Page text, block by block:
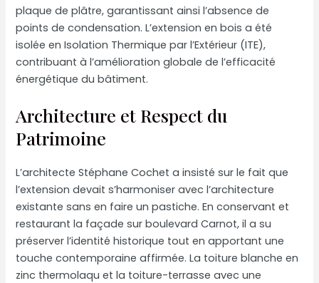
plaque de plâtre, garantissant ainsi l’absence de
points de condensation. L’extension en bois a été
isolée en Isolation Thermique par l’Extérieur (ITE),
contribuant à l’amélioration globale de l’efficacité
énergétique du bâtiment.
Architecture et Respect du
Patrimoine
L’architecte Stéphane Cochet a insisté sur le fait que
l’extension devait s’harmoniser avec l’architecture
existante sans en faire un pastiche. En conservant et
restaurant la façade sur boulevard Carnot, il a su
préserver l’identité historique tout en apportant une
touche contemporaine affirmée. La toiture blanche en
zinc thermolaqu et la toiture-terrasse avec une